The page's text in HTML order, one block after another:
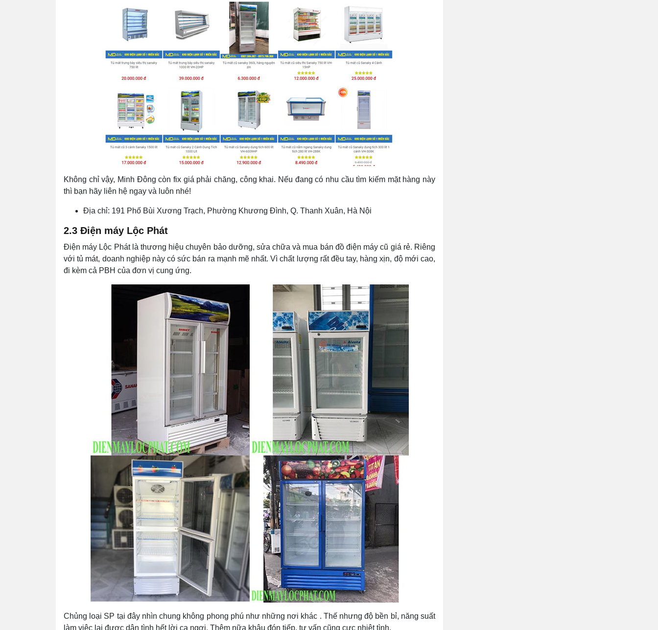
Không chỉ vậy, Minh Đông còn fix giá phải chăng, công khai. Nếu đang có nhu cầu tìm kiếm mặt hàng này
thì bạn hãy liên hệ ngay và luôn nhé!
Địa chỉ: 191 Phố Bùi Xương Trạch, Phường Khương Đình, Q. Thanh Xuân, Hà Nội
2.3 Điện máy Lộc Phát
Điện máy Lộc Phát là thương hiệu chuyên bảo dưỡng, sửa chữa và mua bán đồ điện máy cũ giá rẻ. Riêng
với tủ mát, doanh nghiệp này có sức bán ra mạnh mẽ nhất. Vì chất lượng rất đều tay, hàng xịn, độ mới cao,
đi kèm cả PBH của đơn vị cung ứng.
Chủng loại SP tại đây nhìn chung không phong phú như những nơi khác . Thế nhưng độ bền bỉ, năng suất
làm việc lại được dân tình hết lời ca ngợi. Thêm nữa khâu đón tiếp, tư vấn cũng cực nhiệt tình.